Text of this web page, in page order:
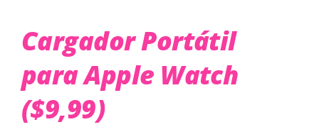
Cargador Portátil
para Apple Watch
($9,99)